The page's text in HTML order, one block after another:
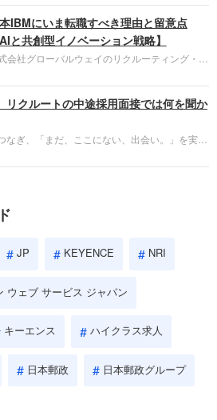
的な存在感を持つAmazon。中途採用面接では
の具体的な業務成果やリーダーシップの発揮、
敗からの学びが重視され、人間性やカルチャーフ
トも評価対象となり、長期的に成長できる仲間
るかを多角的に審査されます。
IBMにいま転職すべき理由と留意点
AIと共創型イノベーション戦略】
会社グローバルウェイのリクルーティング・パ
ソンが利用する企業口コミサイト「キャリコ
の転職エージェントがお勧めするイチオシ企業
です。採用面接対策の企業研究にご活用くださ
リクルートの中途採用面接では何を聞か
なぎ、「まだ、ここにない、出会い。」を実現
果を具体的に問われるほか、「人間性」も評価
JP KEYENCE NRI
ウェブ サービス ジャパン
キーエンス ハイクラス求人
日本郵政 日本郵政グループ